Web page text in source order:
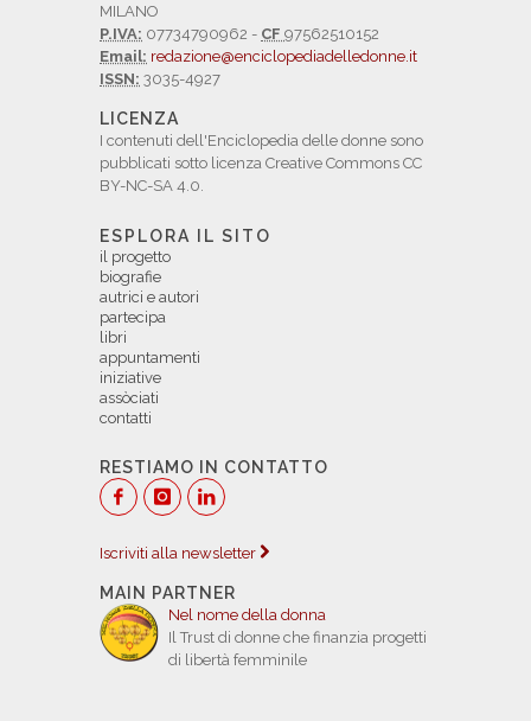
MILANO
P.IVA: 07734790962 - CF 97562510152
Email: redazione@enciclopediadelledonne.it
ISSN: 3035-4927
LICENZA
I contenuti dell'Enciclopedia delle donne sono
pubblicati sotto licenza Creative Commons CC
BY-NC-SA 4.0.
ESPLORA IL SITO
il progetto
biografie
autrici e autori
partecipa
libri
appuntamenti
iniziative
assòciati
contatti
RESTIAMO IN CONTATTO
Iscriviti alla newsletter
MAIN PARTNER
Nel nome della donna
Il Trust di donne che finanzia progetti
di libertà femminile